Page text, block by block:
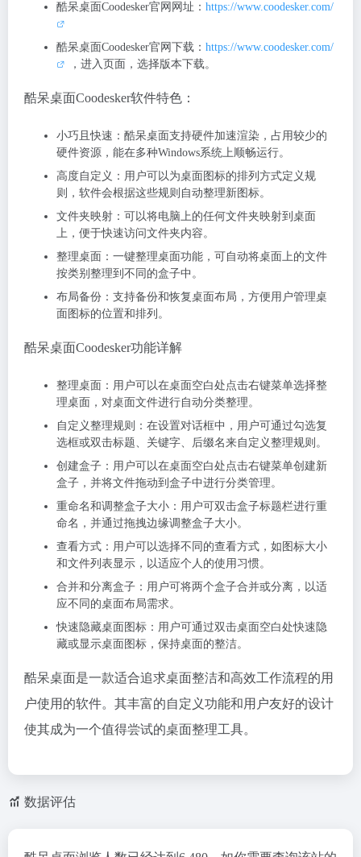
酷呆桌面Coodesker官网网址： https://www.coodesker.com/
酷呆桌面Coodesker官网下载： https://www.coodesker.com/
，进入页面，选择版本下载。
酷呆桌面Coodesker软件特色：
小巧且快速：酷呆桌面支持硬件加速渲染，占用较少的
硬件资源，能在多种Windows系统上顺畅运行。
高度自定义：用户可以为桌面图标的排列方式定义规
则，软件会根据这些规则自动整理新图标。
文件夹映射：可以将电脑上的任何文件夹映射到桌面
上，便于快速访问文件夹内容。
整理桌面：一键整理桌面功能，可自动将桌面上的文件
按类别整理到不同的盒子中。
布局备份：支持备份和恢复桌面布局，方便用户管理桌
面图标的位置和排列。
酷呆桌面Coodesker功能详解
整理桌面：用户可以在桌面空白处点击右键菜单选择整
理桌面，对桌面文件进行自动分类整理。
自定义整理规则：在设置对话框中，用户可通过勾选复
选框或双击标题、关键字、后缀名来自定义整理规则。
创建盒子：用户可以在桌面空白处点击右键菜单创建新
盒子，并将文件拖动到盒子中进行分类管理。
重命名和调整盒子大小：用户可双击盒子标题栏进行重
命名，并通过拖拽边缘调整盒子大小。
查看方式：用户可以选择不同的查看方式，如图标大小
和文件列表显示，以适应个人的使用习惯。
合并和分离盒子：用户可将两个盒子合并或分离，以适
应不同的桌面布局需求。
快速隐藏桌面图标：用户可通过双击桌面空白处快速隐
藏或显示桌面图标，保持桌面的整洁。
酷呆桌面是一款适合追求桌面整洁和高效工作流程的用
户使用的软件。其丰富的自定义功能和用户友好的设计
使其成为一个值得尝试的桌面整理工具。
数据评估